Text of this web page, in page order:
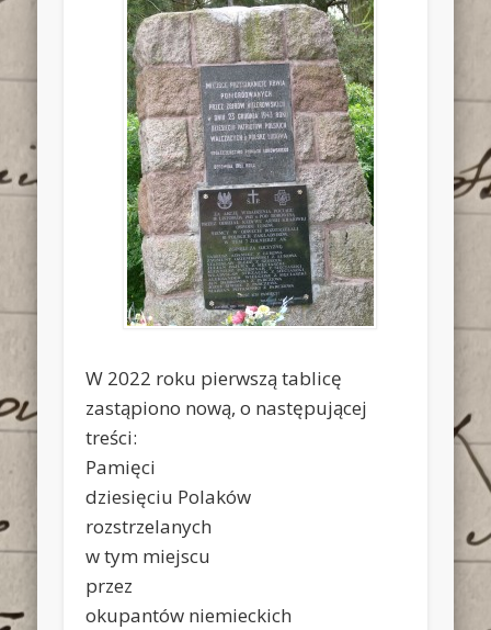
W 2022 roku pierwszą tablicę
zastąpiono nową, o następującej
treści:
Pamięci
dziesięciu Polaków
rozstrzelanych
w tym miejscu
przez
okupantów niemieckich